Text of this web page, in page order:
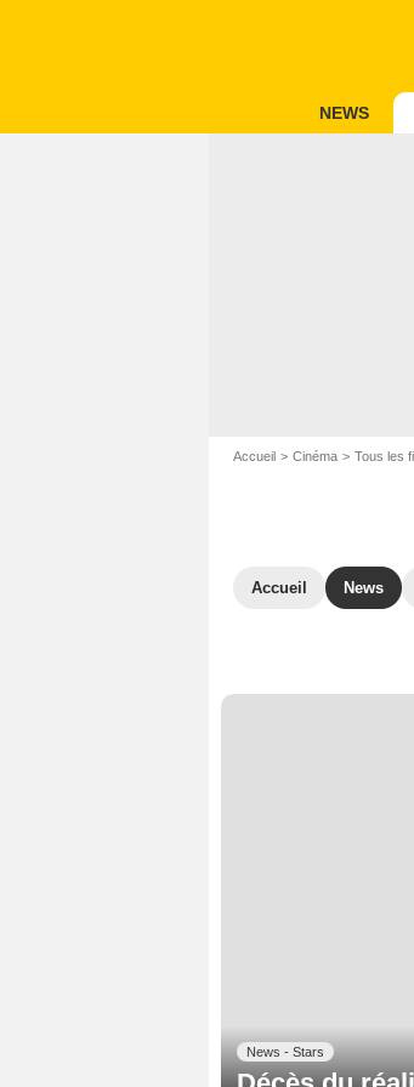
NEWS
Accueil Cinéma Tous les
Accueil News
News - Stars